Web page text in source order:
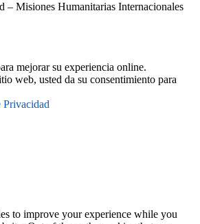
– Misiones Humanitarias Internacionales
mejorar su experiencia online.
web, usted da su consentimiento para
Privacidad
to improve your experience while you